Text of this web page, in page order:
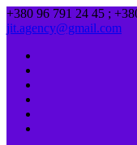
+380 96 791 24 45 ;
jit.agency@gmail.com